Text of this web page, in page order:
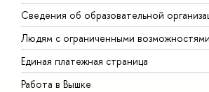
Сведения об образовательной
Людям с ограниченными
Единая платежная страница
Работа в Вышке